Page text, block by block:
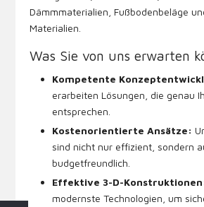
Dämmmaterialien, Fußbodenbeläge
Materialien.
Was Sie von uns erwarten
Kompetente
erarbeiten Lösungen, die genau
entsprechen.
Kostenorientierte Ansätze:
sind nicht nur effizient, sondern
budgetfreundlich.
Effektive 3-D-
modernste Technologien, um